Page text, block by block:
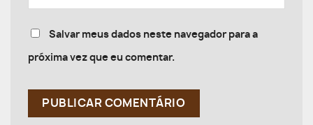
Salvar meus dados neste navegador para a
próxima vez que eu comentar.